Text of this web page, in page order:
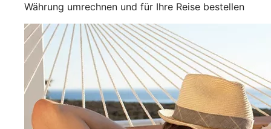
Währung umrechnen und für Ihre Reise bestellen